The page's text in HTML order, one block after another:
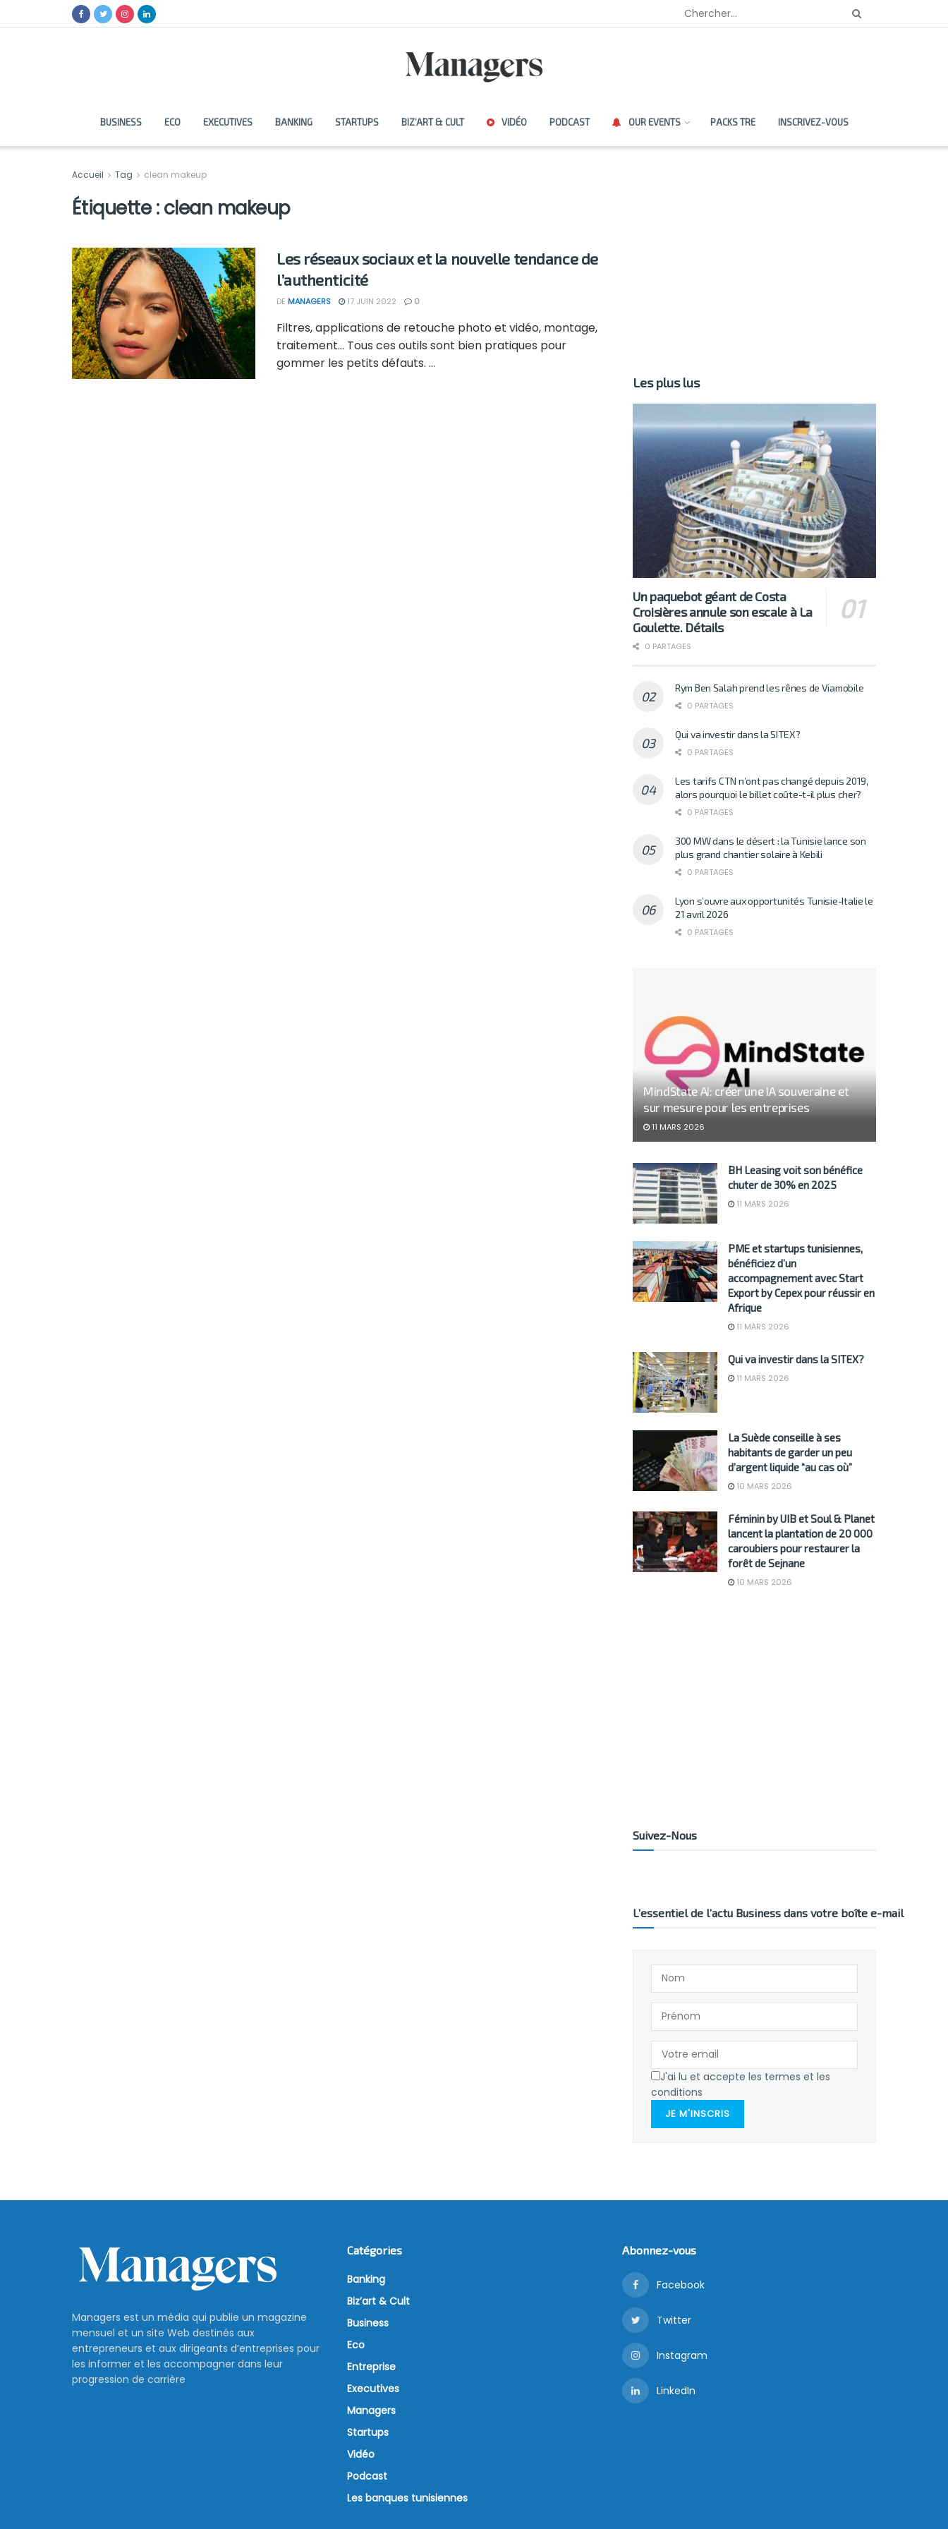
BUSINESS ECO EXECUTIVES BANKING STARTUPS BIZ’ART & CULT VIDÉO PODCAST OUR EVENTS PACKS TRE INSCRIVEZ-VOUS
Accueil Tag clean makeup
Étiquette :clean makeup
Les réseaux sociaux et la nouvelle tendance de
l’authenticité
DE MANAGERS 17 JUIN 2022 0
Filtres, applications de retouche photo et vidéo, montage,
traitement… Tous ces outils sont bien pratiques pour
gommer les petits défauts. ...
Les plus lus
Un paquebot géant de Costa
Croisières annule son escale à La
Goulette. Détails
0 PARTAGES
Rym Ben Salah prend les rênes de Viamobile
0 PARTAGES
Qui va investir dans la SITEX?
0 PARTAGES
Les tarifs CTN n’ont pas changé depuis 2019,
alors pourquoi le billet coûte-t-il plus cher?
0 PARTAGES
300 MW dans le désert : la Tunisie lance son
plus grand chantier solaire à Kebili
0 PARTAGES
Lyon s’ouvre aux opportunités Tunisie-Italie le
21 avril 2026
0 PARTAGES
MindState AI: créer une IA souveraine et
sur mesure pour les entreprises
11 MARS 2026
BH Leasing voit son bénéfice
chuter de 30% en 2025
11 MARS 2026
PME et startups tunisiennes,
bénéficiez d’un
accompagnement avec Start
Export by Cepex pour réussir en
Afrique
11 MARS 2026
Qui va investir dans la SITEX?
11 MARS 2026
La Suède conseille à ses
habitants de garder un peu
d’argent liquide “au cas où”
10 MARS 2026
Féminin by UIB et Soul & Planet
lancent la plantation de 20 000
caroubiers pour restaurer la
forêt de Sejnane
10 MARS 2026
Suivez-Nous
L’essentiel de l’actu Business dans votre boîte e-mail
J'ai lu et accepte les termes et les
conditions
JE M'INSCRIS
Managers est un média qui publie un magazine
mensuel et un site Web destinés aux
entrepreneurs et aux dirigeants d’entreprises pour
les informer et les accompagner dans leur
progression de carrière
Catégories
Banking
Biz’art & Cult
Business
Eco
Entreprise
Executives
Managers
Startups
Vidéo
Podcast
Les banques tunisiennes
Abonnez-vous
Facebook
Twitter
Instagram
LinkedIn